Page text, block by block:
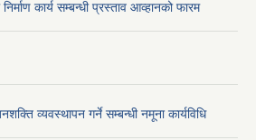
कार्य सम्बन्धी प्रस्ताव आव्हानको फारम
व्यवस्थापन गर्ने सम्बन्धी नमूना कार्यविधि